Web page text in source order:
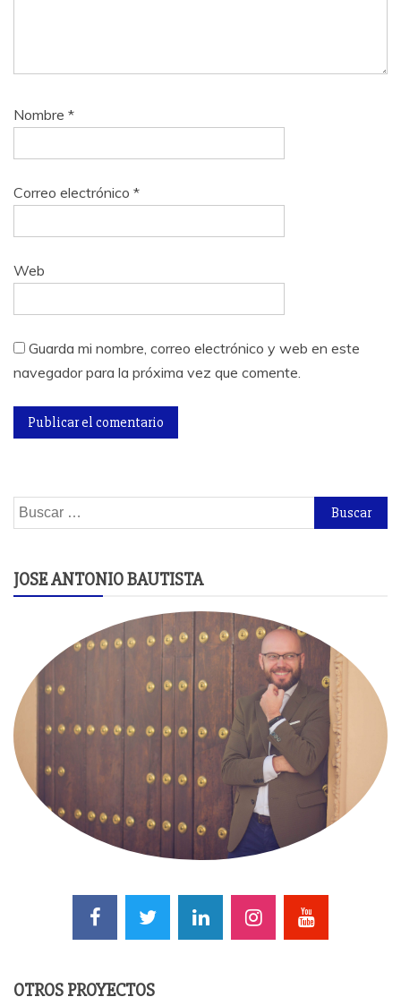
Nombre *
Correo electrónico *
Web
Guarda mi nombre, correo electrónico y web en este
navegador para la próxima vez que comente.
Buscar:
JOSE ANTONIO BAUTISTA
OTROS PROYECTOS